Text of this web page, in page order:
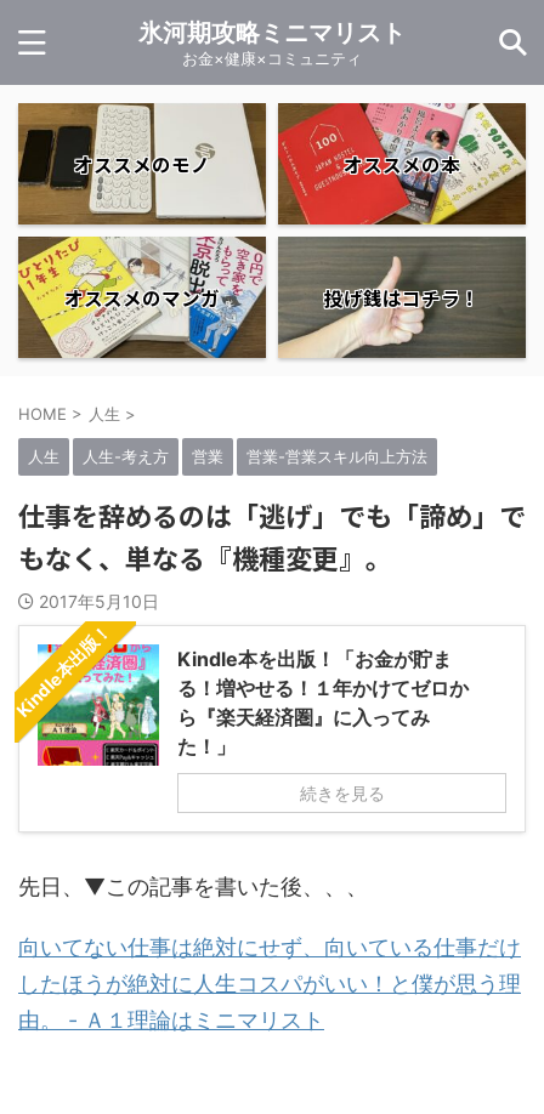
氷河期攻略ミニマリスト
お金×健康×コミュニティ
オススメのモノ オススメの本
オススメのマンガ 投げ銭はコチラ！
HOME > 人生 >
人生 人生-考え方 営業 営業-営業スキル向上方法
仕事を辞めるのは「逃げ」でも「諦め」で
もなく、単なる『機種変更』。
2017年5月10日
Kindle本出版！
Kindle本を出版！「お金が貯ま
る！増やせる！１年かけてゼロか
ら『楽天経済圏』に入ってみ
た！」
続きを見る
先日、▼この記事を書いた後、、、
向いてない仕事は絶対にせず、向いている仕事だけ
したほうが絶対に人生コスパがいい！と僕が思う理
由。 - Ａ１理論はミニマリスト